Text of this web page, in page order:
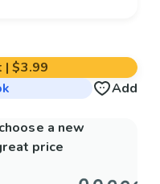
|$3.99
Add
a new
price